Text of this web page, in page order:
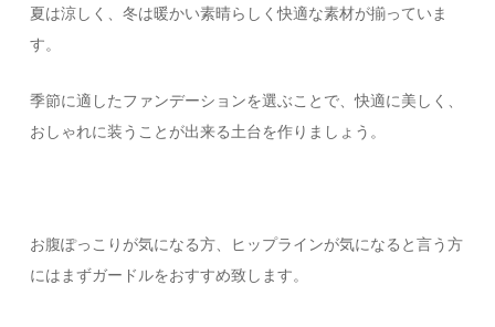
夏は涼しく、冬は暖かい素晴らしく快適な素材が揃っていま
す。
季節に適したファンデーションを選ぶことで、快適に美しく、
おしゃれに装うことが出来る土台を作りましょう。
お腹ぽっこりが気になる方、ヒップラインが気になると言う方
にはまずガードルをおすすめ致します。